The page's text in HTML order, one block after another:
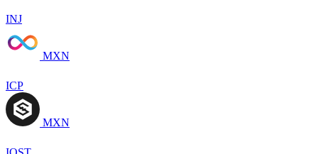
INJ
MXN
ICP
MXN